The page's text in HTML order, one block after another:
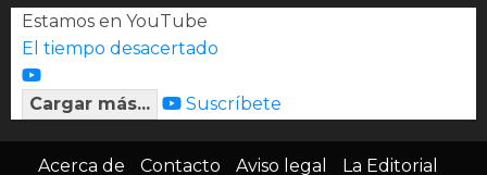
Estamos en YouTube
El tiempo desacertado
Cargar más... Suscríbete
Acerca de Contacto Aviso legal La Editorial